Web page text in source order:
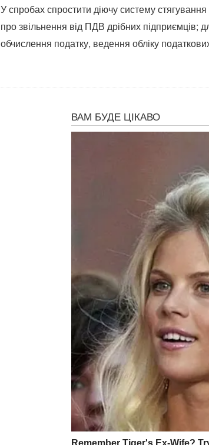
У спробах спростити діючу систему
про звільнення від ПДВ дрібних підприємців;
обчислення податку, ведення обліку